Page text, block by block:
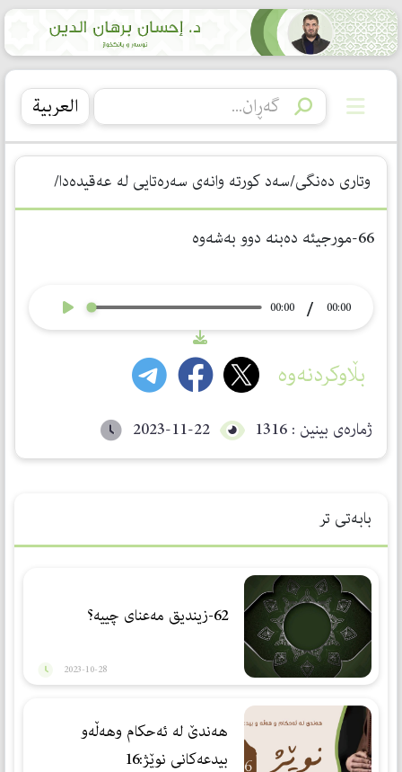
العربیة
وتاری دەنگی/سەد كورتە وانەی سەرەتایی لە عەقیدەدا/
66-مورجیئە دەبنە دوو بەشەوە
00:00
/
00:00
بڵاوکردنەوە
ژمارەی بینین : 1316 2023-11-22
بابەتی تر
62-زیندیق مەعنای چییە؟
2023-10-28
هەندێ لە ئەحکام وهەڵەو
بیدعەکانی نوێژ:16